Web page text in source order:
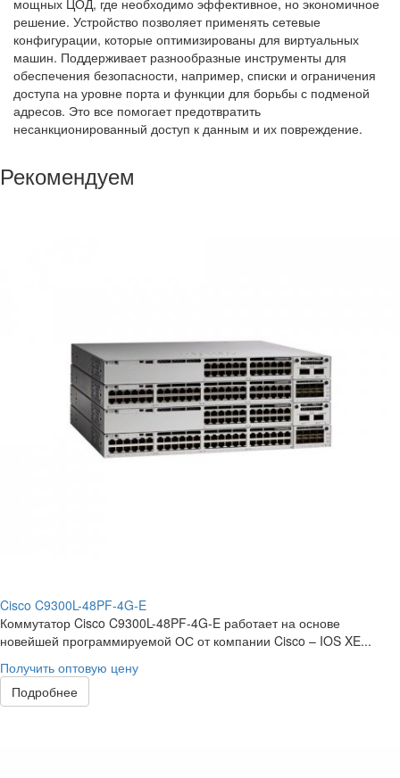
мощных ЦОД, где необходимо эффективное, но экономичное
решение. Устройство позволяет применять сетевые
конфигурации, которые оптимизированы для виртуальных
машин. Поддерживает разнообразные инструменты для
обеспечения безопасности, например, списки и ограничения
доступа на уровне порта и функции для борьбы с подменой
адресов. Это все помогает предотвратить
несанкционированный доступ к данным и их повреждение.
Рекомендуем
Cisco C9300L-48PF-4G-E
Коммутатор Cisco C9300L-48PF-4G-E работает на основе
новейшей программируемой ОС от компании Cisco – IOS XE...
Получить оптовую цену
Подробнее